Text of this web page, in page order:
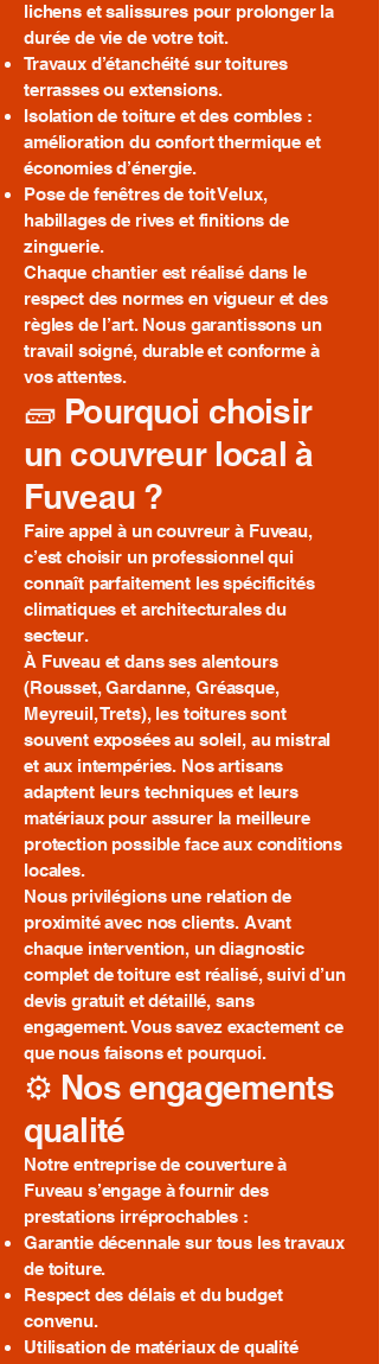
lichens et salissures pour prolonger la
durée de vie de votre toit.
Travaux d’étanchéité sur toitures
terrasses ou extensions.
Isolation de toiture et des combles :
amélioration du confort thermique et
économies d’énergie.
Pose de fenêtres de toit Velux,
habillages de rives et finitions de
zinguerie.
Chaque chantier est réalisé dans le
respect des normes en vigueur et des
règles de l’art. Nous garantissons un
travail soigné, durable et conforme à
vos attentes.
🧱 Pourquoi choisir
un couvreur local à
Fuveau ?
Faire appel à un couvreur à Fuveau,
c’est choisir un professionnel qui
connaît parfaitement les spécificités
climatiques et architecturales du
secteur.
À Fuveau et dans ses alentours
(Rousset, Gardanne, Gréasque,
Meyreuil, Trets), les toitures sont
souvent exposées au soleil, au mistral
et aux intempéries. Nos artisans
adaptent leurs techniques et leurs
matériaux pour assurer la meilleure
protection possible face aux conditions
locales.
Nous privilégions une relation de
proximité avec nos clients. Avant
chaque intervention, un diagnostic
complet de toiture est réalisé, suivi d’un
devis gratuit et détaillé, sans
engagement. Vous savez exactement ce
que nous faisons et pourquoi.
⚙️ Nos engagements
qualité
Notre entreprise de couverture à
Fuveau s’engage à fournir des
prestations irréprochables :
Garantie décennale sur tous les travaux
de toiture.
Respect des délais et du budget
convenu.
Utilisation de matériaux de qualité